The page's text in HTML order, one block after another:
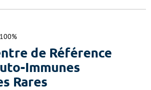
100%
de Référence
Immunes
Rares